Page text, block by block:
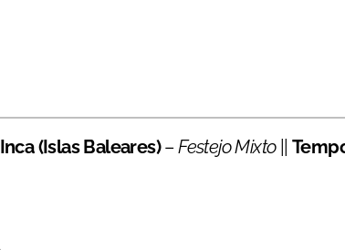
Inca (Islas Baleares)–Festejo Mixto ||